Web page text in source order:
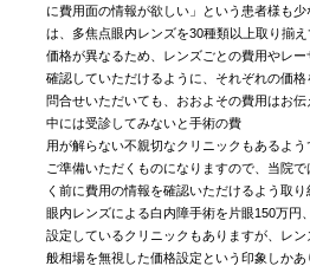
に費用面の情報が欲しい」という患者様も
は、多焦点眼内レンズを30種類以上取り揃
価格が異なるため、レンズごとの費用やレ
確認していただけるように、それぞれの価
問合せいただいても、おおよその費用はお伝
中には受診してみないと手術の費
用が解らない不親切なクリニックもあるよ
ご準備いただくものになりますので、当院
く前に費用の情報を確認いただけるよう取
眼内レンズによる白内障手術を片眼150万円
設定しているクリニックもありますが、レ
般相場を無視した価格設定という印象しか